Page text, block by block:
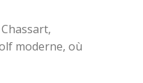
moderne, où